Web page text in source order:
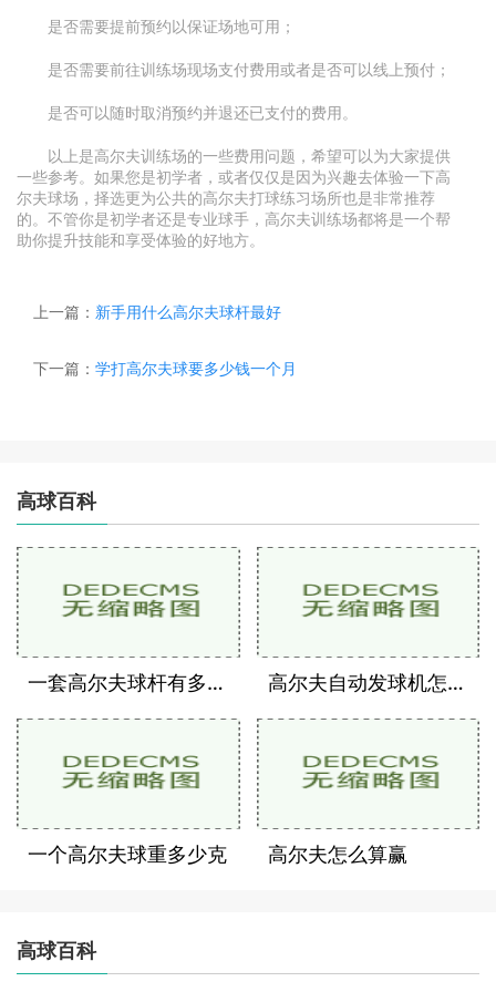
是否需要提前预约以保证场地可用；
是否需要前往训练场现场支付费用或者是否可以线上预付；
是否可以随时取消预约并退还已支付的费用。
以上是高尔夫训练场的一些费用问题，希望可以为大家提供
一些参考。如果您是初学者，或者仅仅是因为兴趣去体验一下高
尔夫球场，择选更为公共的高尔夫打球练习场所也是非常推荐
的。不管你是初学者还是专业球手，高尔夫训练场都将是一个帮
助你提升技能和享受体验的好地方。
上一篇： 新手用什么高尔夫球杆最好
下一篇： 学打高尔夫球要多少钱一个月
高球百科
一套高尔夫球杆有多少支 高尔夫自动发球机怎么用
一个高尔夫球重多少克 高尔夫怎么算赢
高球百科